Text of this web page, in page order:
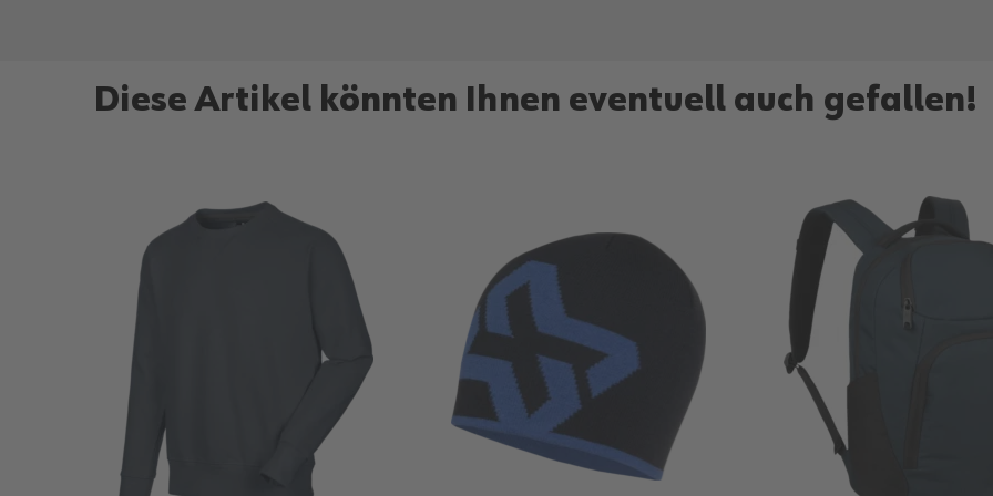
Diese Artikel könnten Ihnen eventuell auch gefallen!